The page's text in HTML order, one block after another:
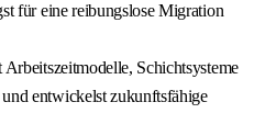
für eine reibungslose Migration
Schichtsysteme
entwickelst zukunftsfähige